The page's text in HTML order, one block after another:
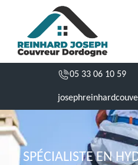
05 33 06 10 59
SPÉCIALISTE EN